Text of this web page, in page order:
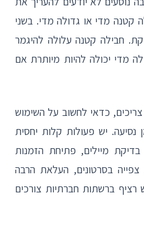
קטנה מדי או גדולה מדי. בשני
חבילה קטנה עלולה להיגמר
מדי יכולה להיות מיותרת אם
כדאי לחשוב על השימוש
נסיעה. יש פעולות קלות יחסית
בדיקת מיילים, פתיחת הזמנות
בסרטונים, העלאת הרבה
רציף ברשתות חברתיות צורכים